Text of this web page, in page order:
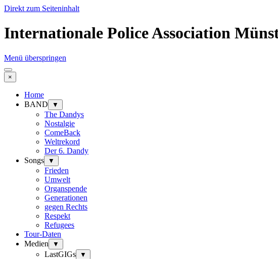
Direkt zum Seiteninhalt
Internationale Police Association
Menü überspringen
×
Home
BAND
▼
The Dandys
Nostalgie
ComeBack
Weltrekord
Der 6. Dandy
Songs
▼
Frieden
Umwelt
Organspende
Generationen
gegen Rechts
Respekt
Refugees
Tour-Daten
Medien
▼
LastGIGs ▼